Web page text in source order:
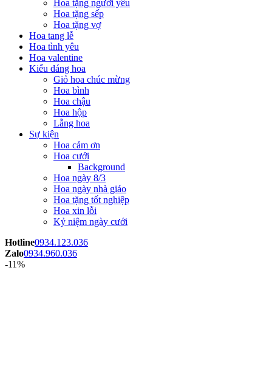
Hoa tặng người yêu
Hoa tặng sếp
Hoa tặng vợ
Hoa tang lễ
Hoa tình yêu
Hoa valentine
Kiểu dáng hoa
Giỏ hoa chúc mừng
Hoa bình
Hoa chậu
Hoa hộp
Lẵng hoa
Sự kiện
Hoa cảm ơn
Hoa cưới
Background
Hoa ngày 8/3
Hoa ngày nhà giáo
Hoa tặng tốt nghiệp
Hoa xin lỗi
Kỷ niệm ngày cưới
Hotline0934.123.036
Zalo0934.960.036
-11%